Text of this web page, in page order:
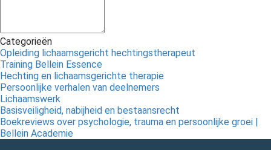
Categorieën
Opleiding lichaamsgericht hechtingstherapeut
Training Bellein Essence
Hechting en lichaamsgerichte therapie
Persoonlijke verhalen van deelnemers
Lichaamswerk
Basisveiligheid, nabijheid en bestaansrecht
Boekreviews over psychologie, trauma en persoonlijke groei |
Bellein Academie